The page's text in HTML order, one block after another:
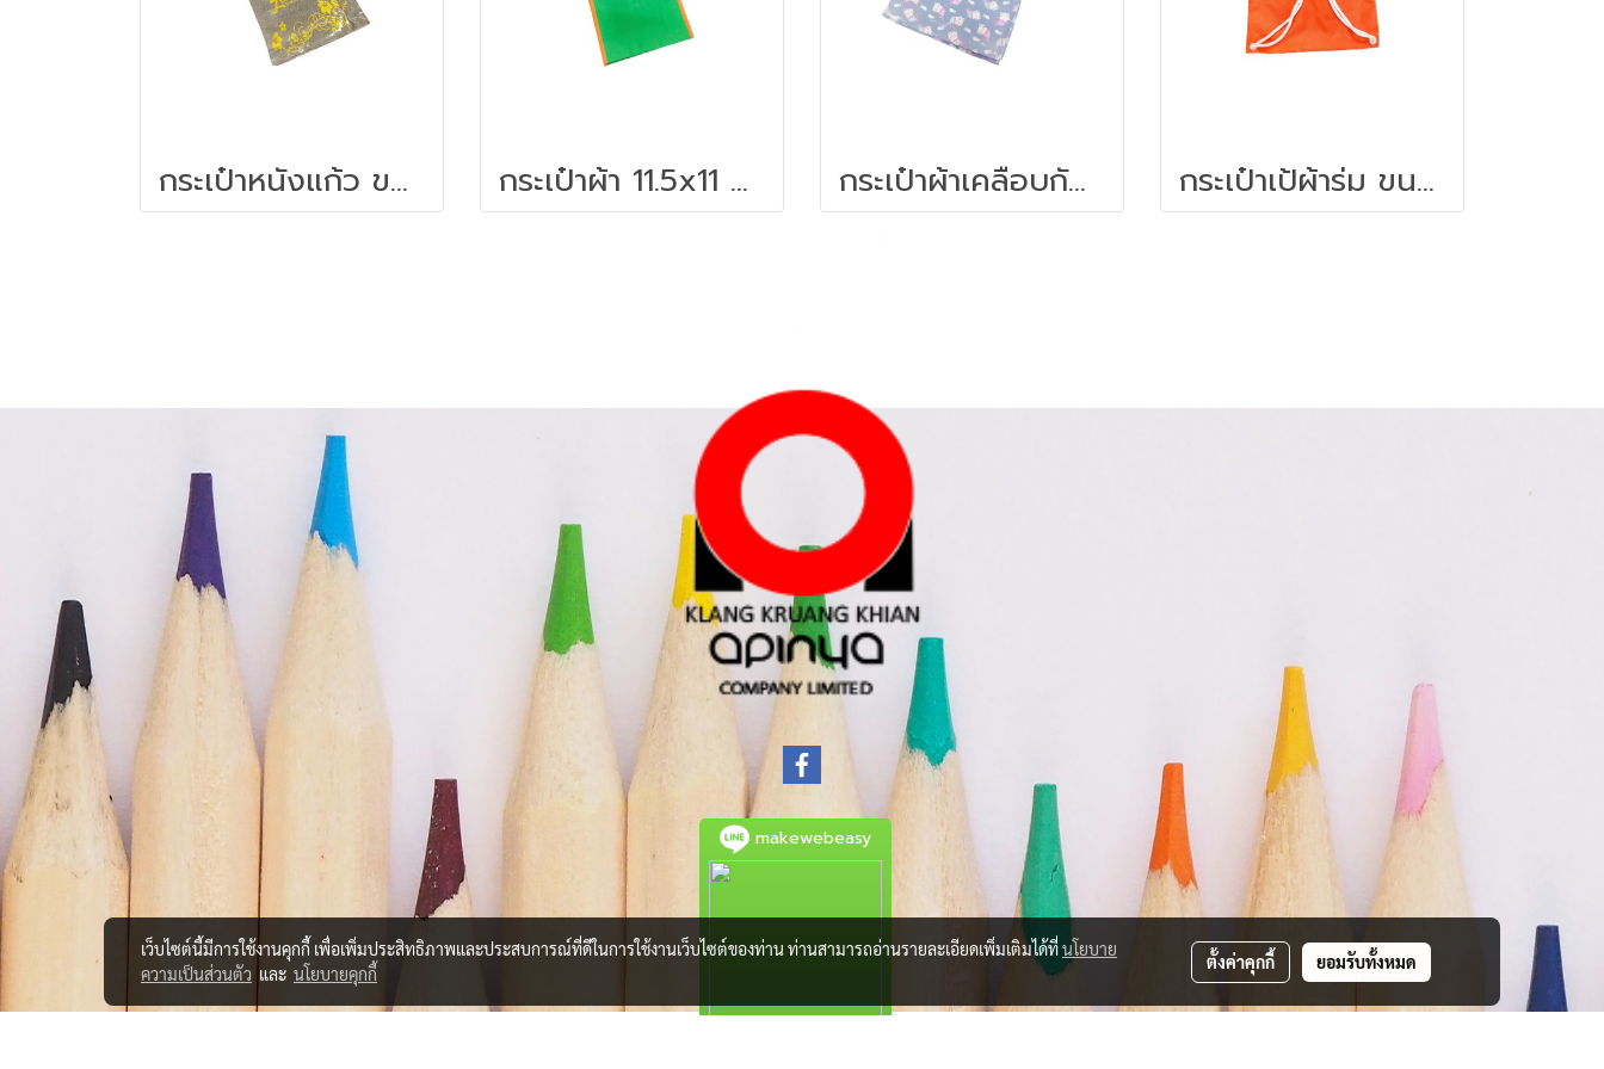
กระเป๋าหนังแก้ว ขยายข้าง 33X37X10ซม. กระเป๋าผ้า 11.5x11 นิ้ว มีซิป กระเป๋าผ้าเคลือบกันน้ำ 39X31X18 ซม. กระเป๋าเป้ผ้าร่ม ขนาด 35x40 ซม.
makewebeasy
เว็บไซต์นี้มีการใช้งานคุกกี้ เพื่อเพิ่มประสิทธิภาพและประสบการณ์ที่ดีในการใช้งานเว็บไซต์ของท่าน ท่านสามารถอ่านรายละเอียดเพิ่มเติมได้ที่นโยบาย
ความเป็นส่วนตัว และ นโยบายคุกกี้
ตั้งค่าคุกกี้ ยอมรับทั้งหมด